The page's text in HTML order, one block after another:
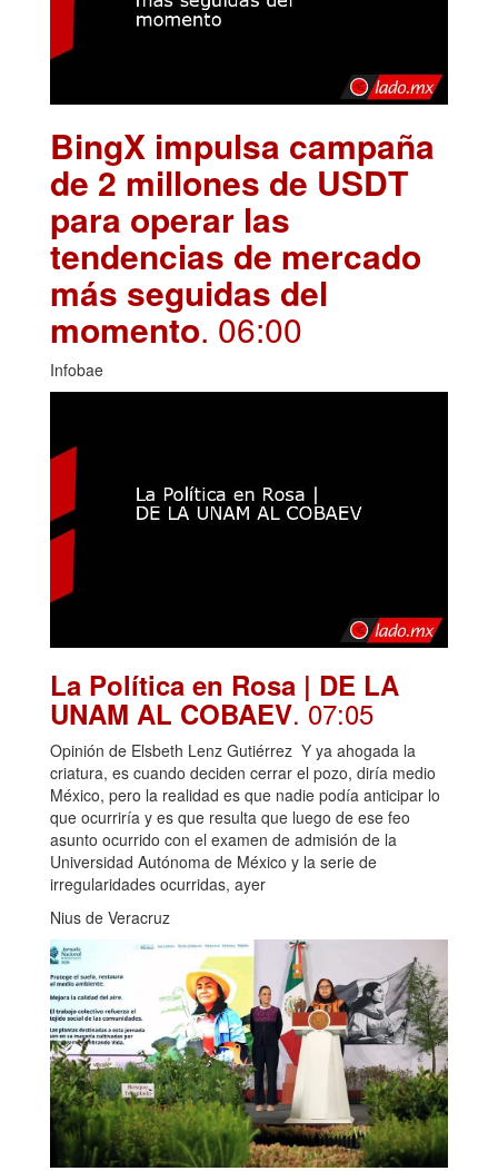
BingX impulsa campaña
de 2 millones de USDT
para operar las
tendencias de mercado
más seguidas del
momento. 06:00
Infobae
La Política en Rosa | DE LA
UNAM AL COBAEV. 07:05
Opinión de Elsbeth Lenz Gutiérrez Y ya ahogada la
criatura, es cuando deciden cerrar el pozo, diría medio
México, pero la realidad es que nadie podía anticipar lo
que ocurriría y es que resulta que luego de ese feo
asunto ocurrido con el examen de admisión de la
Universidad Autónoma de México y la serie de
irregularidades ocurridas, ayer
Nius de Veracruz